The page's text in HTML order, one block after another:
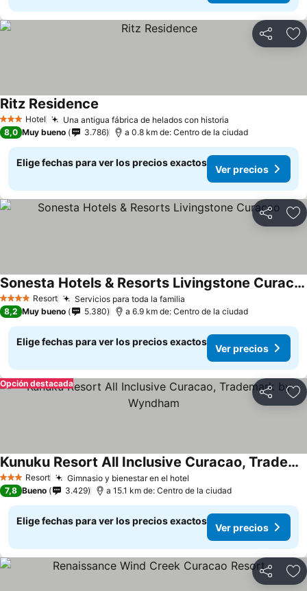
Compartir
3 Estrellas
Hotel Una antigua fábrica de helados con historia
Ritz Residence
8,0 Muy bueno 3.786 a 0.8 km de: Centro de la ciudad
Elige fechas para ver los precios exactos
Ver precios
Compartir
4 EstrellasResort Servicios para toda la familia
Sonesta Hotels & Resorts Livingstone Curacao
8,2 Muy bueno 5.380 a 6.9 km de: Centro de la ciudad
Elige fechas para ver los precios exactos
Ver precios
Compartir
Opción destacada
3 EstrellasResort Gimnasio y bienestar en el hotel
Kunuku Resort All Inclusive Curacao, Trademark by Wyndham
7,8 Bueno 3.429 a 15.1 km de: Centro de la ciudad
Elige fechas para ver los precios exactos
Ver precios
Compartir